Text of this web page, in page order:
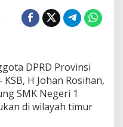
DPRD Provinsi
H Johan Rosihan,
SMK Negeri 1
di wilayah timur